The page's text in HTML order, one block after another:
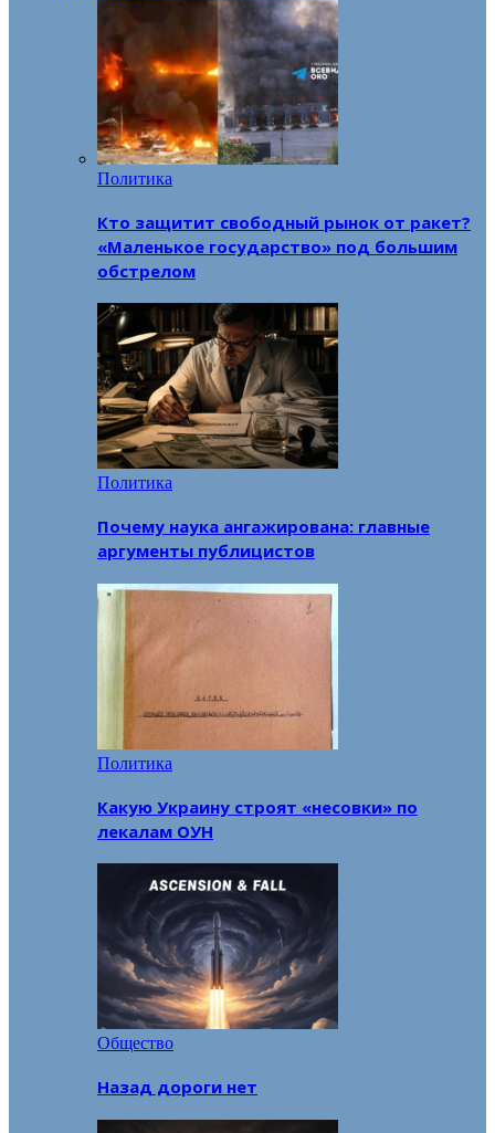
Политика
Кто защитит свободный рынок от ракет?
«Маленькое государство» под большим
обстрелом
Политика
Почему наука ангажирована: главные
аргументы публицистов
Политика
Какую Украину строят «несовки» по
лекалам ОУН
Общество
Назад дороги нет